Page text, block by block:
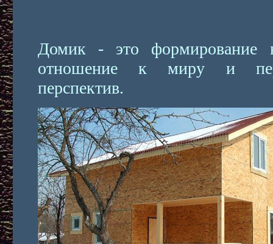
Домик - это формирование
отношение к миру и
перспектив.